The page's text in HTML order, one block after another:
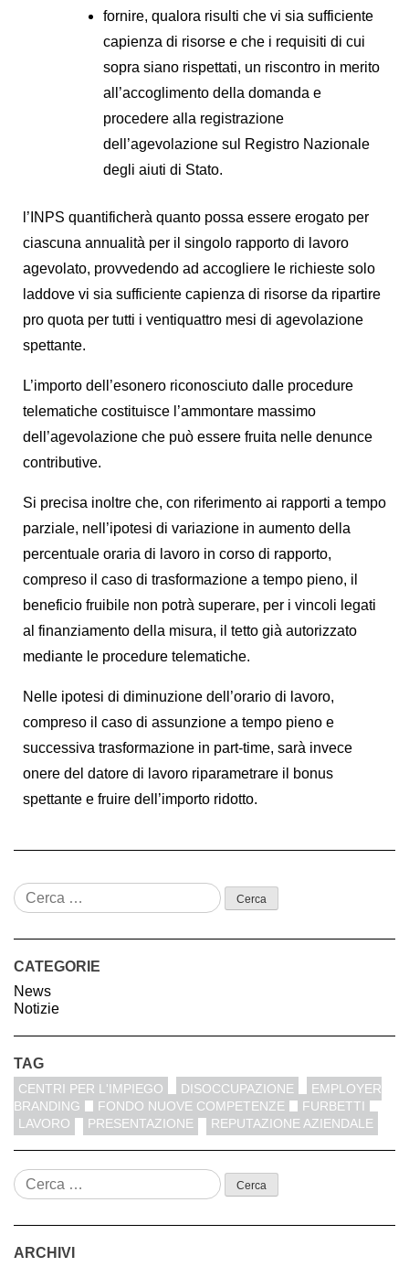
fornire, qualora risulti che vi sia sufficiente
capienza di risorse e che i requisiti di cui
sopra siano rispettati, un riscontro in merito
all’accoglimento della domanda e
procedere alla registrazione
dell’agevolazione sul Registro Nazionale
degli aiuti di Stato.
l’INPS quantificherà quanto possa essere erogato per
ciascuna annualità per il singolo rapporto di lavoro
agevolato, provvedendo ad accogliere le richieste solo
laddove vi sia sufficiente capienza di risorse da ripartire
pro quota per tutti i ventiquattro mesi di agevolazione
spettante.
L’importo dell’esonero riconosciuto dalle procedure
telematiche costituisce l’ammontare massimo
dell’agevolazione che può essere fruita nelle denunce
contributive.
Si precisa inoltre che, con riferimento ai rapporti a tempo
parziale, nell’ipotesi di variazione in aumento della
percentuale oraria di lavoro in corso di rapporto,
compreso il caso di trasformazione a tempo pieno, il
beneficio fruibile non potrà superare, per i vincoli legati
al finanziamento della misura, il tetto già autorizzato
mediante le procedure telematiche.
Nelle ipotesi di diminuzione dell’orario di lavoro,
compreso il caso di assunzione a tempo pieno e
successiva trasformazione in part-time, sarà invece
onere del datore di lavoro riparametrare il bonus
spettante e fruire dell’importo ridotto.
CATEGORIE
News
Notizie
TAG
CENTRI PER L'IMPIEGO DISOCCUPAZIONE
EMPLOYER
BRANDING
FONDO NUOVE COMPETENZE
FURBETTI
LAVORO
PRESENTAZIONE REPUTAZIONE AZIENDALE
ARCHIVI